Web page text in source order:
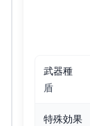
武器種
盾
特殊効果